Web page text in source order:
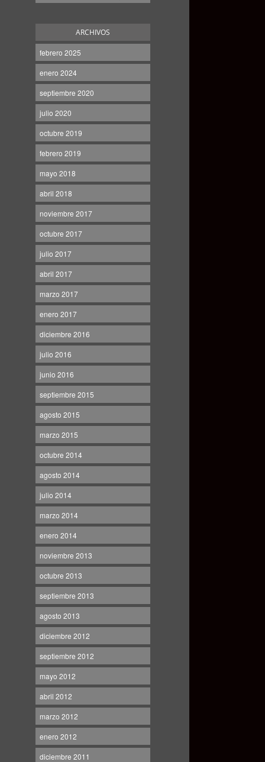
ARCHIVOS
febrero 2025
enero 2024
septiembre 2020
julio 2020
octubre 2019
febrero 2019
mayo 2018
abril 2018
noviembre 2017
octubre 2017
julio 2017
abril 2017
marzo 2017
enero 2017
diciembre 2016
julio 2016
junio 2016
septiembre 2015
agosto 2015
marzo 2015
octubre 2014
agosto 2014
julio 2014
marzo 2014
enero 2014
noviembre 2013
octubre 2013
septiembre 2013
agosto 2013
diciembre 2012
septiembre 2012
mayo 2012
abril 2012
marzo 2012
enero 2012
diciembre 2011